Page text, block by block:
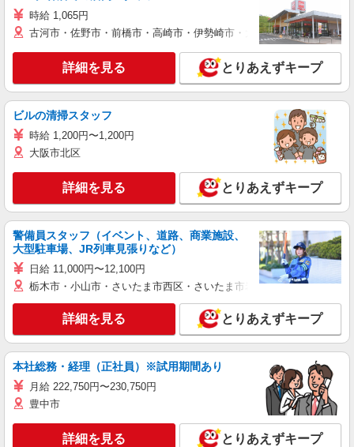
時給 1,065円
古河市・佐野市・前橋市・高崎市・伊勢崎市・太田市・館林市・藤
詳細を見る とりあえずキープ
ビルの清掃スタッフ
時給 1,200円〜1,200円
大阪市北区
詳細を見る とりあえずキープ
警備員スタッフ（イベント、道路、商業施設、
大型駐車場、JR列車見張りなど）
日給 11,000円〜12,100円
栃木市・小山市・さいたま市西区・さいたま市岩槻区・久喜市・蓮田
詳細を見る とりあえずキープ
本社総務・経理（正社員）※試用期間あり
月給 222,750円〜230,750円
豊中市
詳細を見る とりあえずキープ